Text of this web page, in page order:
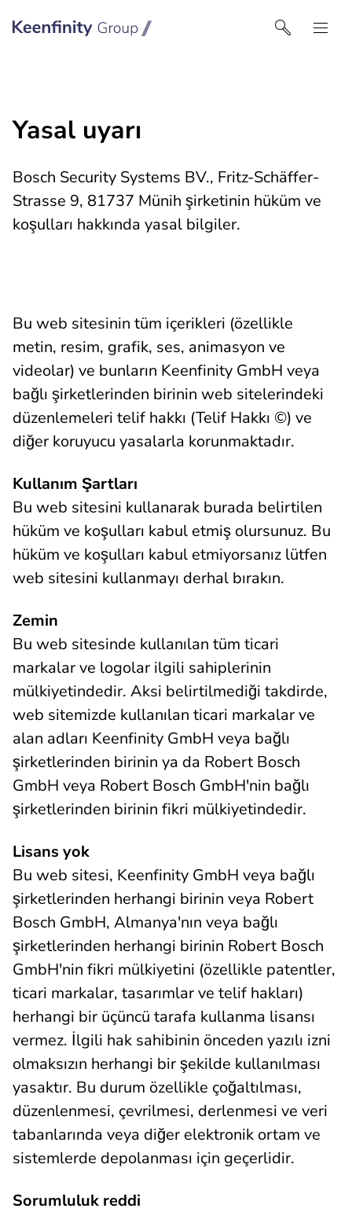
Keenfinity Group I Turkey
Yasal uyarı
Bosch Security Systems BV., Fritz-Schäffer-
Strasse 9, 81737 Münih şirketinin hüküm ve
koşulları hakkında yasal bilgiler.
Bu web sitesinin tüm içerikleri (özellikle
metin, resim, grafik, ses, animasyon ve
videolar) ve bunların Keenfinity GmbH veya
bağlı şirketlerinden birinin web sitelerindeki
düzenlemeleri telif hakkı (Telif Hakkı ©) ve
diğer koruyucu yasalarla korunmaktadır.
Kullanım Şartları
Bu web sitesini kullanarak burada belirtilen
hüküm ve koşulları kabul etmiş olursunuz. Bu
hüküm ve koşulları kabul etmiyorsanız lütfen
web sitesini kullanmayı derhal bırakın.
Zemin
Bu web sitesinde kullanılan tüm ticari
markalar ve logolar ilgili sahiplerinin
mülkiyetindedir. Aksi belirtilmediği takdirde,
web sitemizde kullanılan ticari markalar ve
alan adları Keenfinity GmbH veya bağlı
şirketlerinden birinin ya da Robert Bosch
GmbH veya Robert Bosch GmbH'nin bağlı
şirketlerinden birinin fikri mülkiyetindedir.
Lisans yok
Bu web sitesi, Keenfinity GmbH veya bağlı
şirketlerinden herhangi birinin veya Robert
Bosch GmbH, Almanya'nın veya bağlı
şirketlerinden herhangi birinin Robert Bosch
GmbH'nin fikri mülkiyetini (özellikle patentler,
ticari markalar, tasarımlar ve telif hakları)
herhangi bir üçüncü tarafa kullanma lisansı
vermez. İlgili hak sahibinin önceden yazılı izni
olmaksızın herhangi bir şekilde kullanılması
yasaktır. Bu durum özellikle çoğaltılması,
düzenlenmesi, çevrilmesi, derlenmesi ve veri
tabanlarında veya diğer elektronik ortam ve
sistemlerde depolanması için geçerlidir.
Sorumluluk reddi